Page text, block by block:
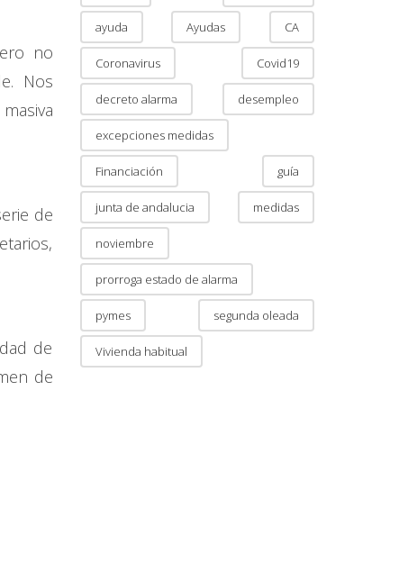
no
Nos
de
de
de
ayuda Ayudas CA
Coronavirus Covid19
decreto alarma desempleo
excepciones medidas
Financiación guía
junta de andalucia medidas
noviembre
prorroga estado de alarma
pymes segunda oleada
Vivienda habitual